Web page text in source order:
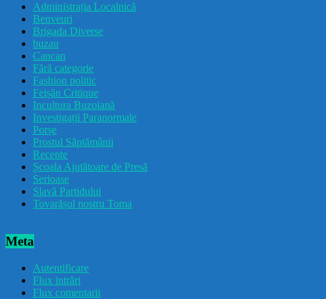
Administrația Localnică
Benveuri
Brigada Diverse
buzau
Cancan
Fără categorie
Fashion politic
Feișăn Critique
Incultura Buzoiană
Investigații Paranormale
Porșe
Prostul Săptămânii
Recente
Școala Ajutătoare de Presă
Serioase
Slavă Partidului
Tovarășul nostru Toma
Meta
Autentificare
Flux intrări
Flux comentarii